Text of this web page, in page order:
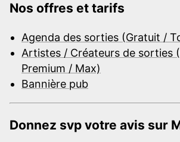
Nos offres et tarifs
Agenda des sorties (Gratuit /
Artistes / Créateurs de sorties
Premium / Max)
Bannière pub
Donnez svp votre avis sur